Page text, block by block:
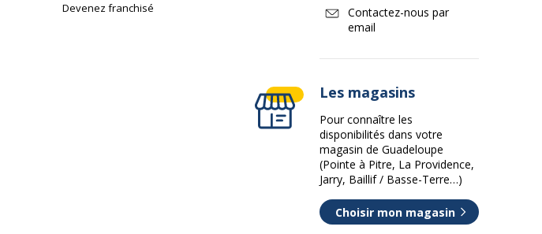
Devenez franchisé
Contactez-nous par
email
Les magasins
Pour connaître les
disponibilités dans votre
magasin de Guadeloupe
(Pointe à Pitre, La Providence,
Jarry, Baillif / Basse-Terre…)
Choisir mon magasin